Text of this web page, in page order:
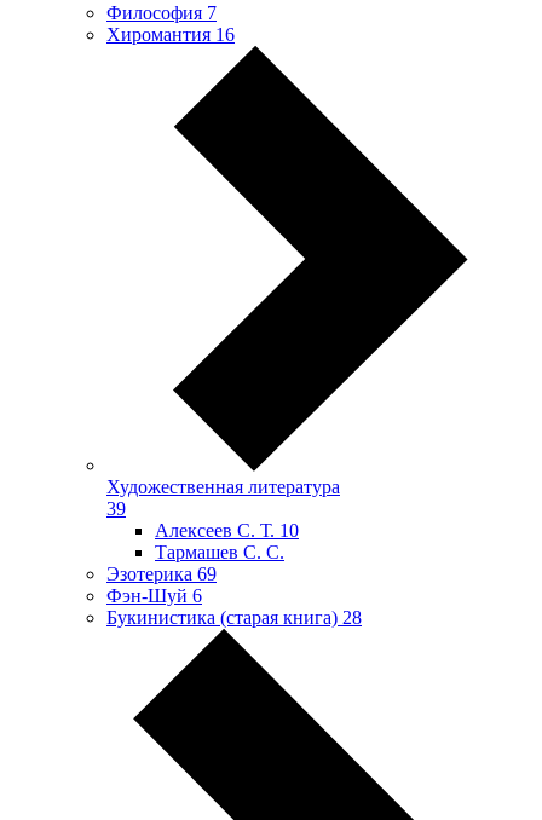
Философия 7
Хиромантия 16
Художественная литература
39
Алексеев С. Т. 10
Тармашев С. С.
Эзотерика 69
Фэн-Шуй 6
Букинистика (старая книга) 28